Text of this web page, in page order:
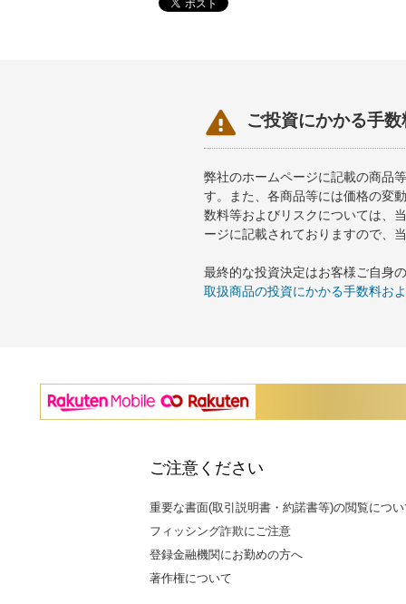
 ご投資にかかる手
弊社のホームページに記載の商品
す。また、各商品等には価格の変
数料等およびリスクについては、
ージに記載されておりますので、
最終的な投資決定はお客様ご自身
取扱商品の投資にかかる手数料お
ご注意ください
重要な書面(取引説明書・約諾書等)の閲覧につ
フィッシング詐欺にご注意
登録金融機関にお勤めの方へ
著作権について